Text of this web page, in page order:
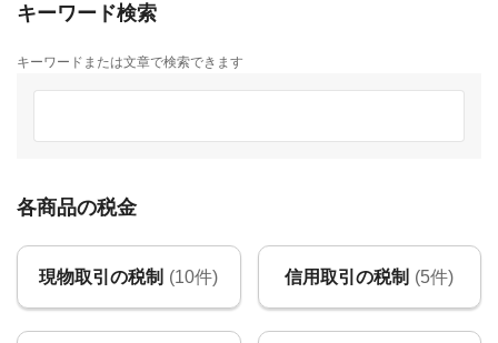
キーワード検索
キーワードまたは文章で検索できます
各商品の税金
現物取引の税制 (10件) 信用取引の税制 (5件)